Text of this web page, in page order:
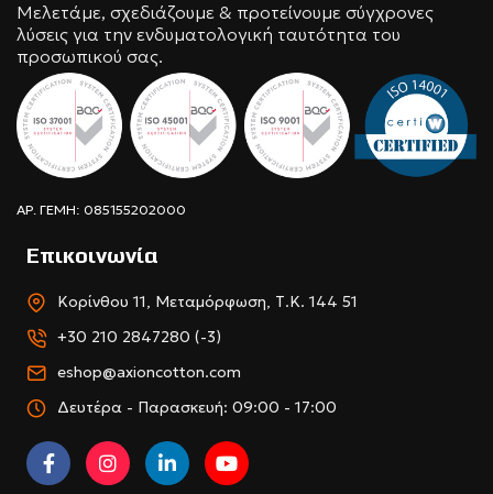
Μελετάμε, σχεδιάζουμε & προτείνουμε σύγχρονες
λύσεις για την ενδυματολογική ταυτότητα του
προσωπικού σας.
ΑΡ. ΓΕΜΗ: 085155202000
Επικοινωνία
Κορίνθου 11, Μεταμόρφωση, Τ.Κ. 144 51
+30 210 2847280 (-3)
eshop@axioncotton.com
Δευτέρα - Παρασκευή: 09:00 - 17:00